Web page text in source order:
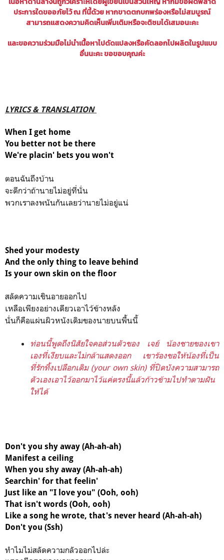
ประการใดขออภัยไว้ ณ ที่นี้ด้วยหากขาดตกบกพร่องหรือไม่สมบูรณ์
สามารถแสดงความคิดเห็นเพิ่มเติมหรือจะติชมได้เสมอนะคะ
และขอความร่วมมือไม่นำเนื้อหาไปดัดแปลงหรือคัดลอกไปผลิตในรูปแบบ
อื่นนะคะ ขอขอบคุณค่ะ
LYRICS & TRANSLATION
When I get home
You better not be there
We're placin' bets you won't
ตอนฉันถึงบ้าน
จะดีกว่าถ้านายไม่อยู่ที่นั่น
พวกเราลงพนันกันเลยว่านายไม่อยู่แน่
Shed your modesty
And the only thing to leave behind
Is your own skin on the floor
สลัดความเขินอายออกไป
เหลือเพียงอย่างเดียวเอาไว้ข้างหลัง
นั่นก็คือแผ่นผิวหนังเดิมของนายบนพื้นนี้
ท่อนนี้พูดถึงนิสัยใจคอส่วนตัวของ เจย์ น้องชายของเขา
เองที่เงียบและไม่กล้าแสดงออก เขาร้องขอให้น้องที่เป็น
ที่รักทิ้งเปลือกเดิม (your own skin) ที่ปิดบังความสามารถ
ตัวเองเอาไว้ออกมาไว้แค่ตรงนี้แล้วก้าวข้ามไปทำตามฝัน
ให้ได้
Don't you shy away (Ah-ah-ah)
Manifest a ceiling
When you shy away (Ah-ah-ah)
Searchin' for that feelin'
Just like an "I love you" (Ooh, ooh)
That isn't words (Ooh, ooh)
Like a song he wrote, that's never heard (Ah-ah-ah)
Don't you (Ssh)
ทำไมไม่สลัดความกลัวออกไปล่ะ